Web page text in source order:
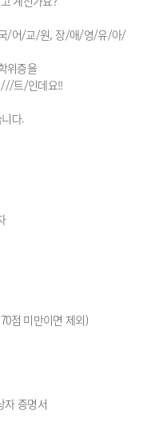
/어/교/원, 장/애/영/유/아/
위증을
트/인데요!!
다.
점 미만이면 제외)
자 증명서